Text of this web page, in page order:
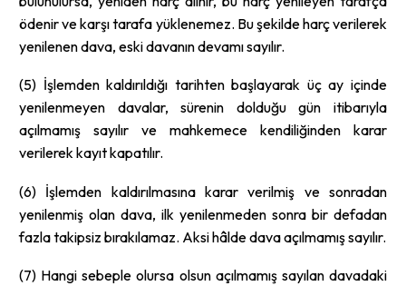
ödenir ve karşı tarafa yüklenemez. Bu şekilde harç verilerek
yenilenen dava, eski davanın devamı sayılır.
(5) İşlemden kaldırıldığı tarihten başlayarak üç ay içinde
yenilenmeyen davalar, sürenin dolduğu gün itibarıyla
açılmamış sayılır ve mahkemece kendiliğinden karar
verilerek kayıt kapatılır.
(6) İşlemden kaldırılmasına karar verilmiş ve sonradan
yenilenmiş olan dava, ilk yenilenmeden sonra bir defadan
fazla takipsiz bırakılamaz. Aksi hâlde dava açılmamış sayılır.
(7) Hangi sebeple olursa olsun açılmamış sayılan davadaki